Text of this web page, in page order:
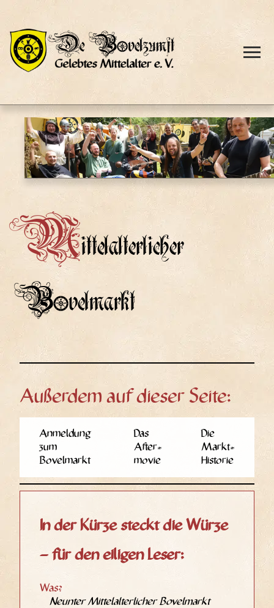
Mittelalterlicher
Bovelmarkt
Außerdem auf dieser Seite:
Anmel­dung
zum
Bovelmarkt
Das
After­
mo­vie
Die
Markt-
His­to­rie
In der Kürze steckt die Würze
– für den eiligen Leser:
Was?
Neun­ter Mit­tel­al­ter­li­cher Bovelmarkt